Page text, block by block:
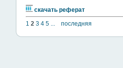
скачать реферат
1 2 3 4 5 ... последняя